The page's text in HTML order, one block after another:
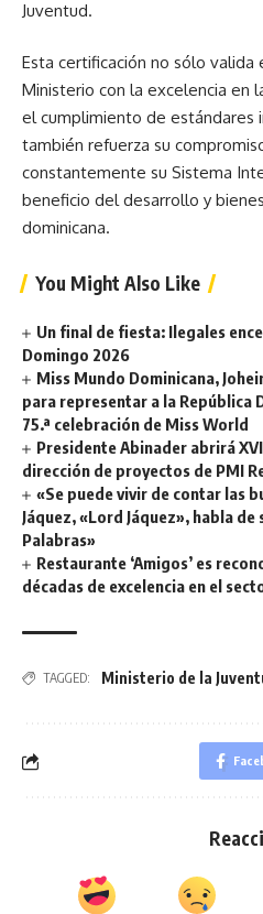
Juventud.
Esta certificación no sólo
Ministerio con la excelencia en
el cumplimiento de estándares
también refuerza su
constantemente su Sistema
beneficio del desarrollo y
dominicana.
You Might Also Like
Un final de fiesta: Ilegales
Domingo 2026
Miss Mundo Dominicana,
para representar a la República
75.ª celebración de Miss World
Presidente Abinader abrirá
dirección de proyectos de PMI
«Se puede vivir de contar las
Jáquez, «Lord Jáquez», habla de
Palabras»
Restaurante ‘Amigos’ es
décadas de excelencia en el
TAGGED: Ministerio de la